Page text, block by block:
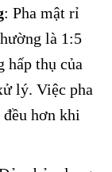
: Pha mật rỉ
là 1:5
hấp thụ của
lý. Việc pha
hơn khi